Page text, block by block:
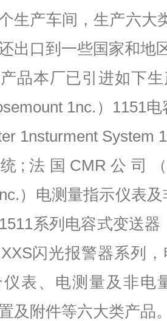
生产车间，生产六大
出口到一些国家和地
品本厂已引进如下
1nc.）1151
1nsturment System
;法国CMR公司（
）电测量指示仪表
系列电容式变送
闪光报警器系列
表、电测量及非电
及附件等六大类产品